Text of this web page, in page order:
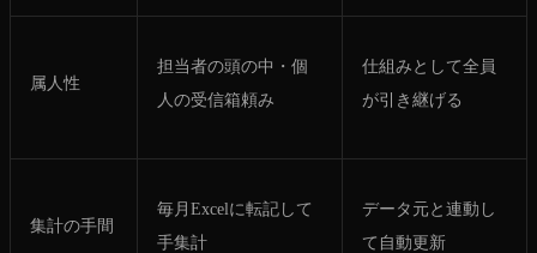
属人性
担当者の頭の中・個
人の受信箱頼み
仕組みとして全員
が引き継げる
集計の手間
毎月Excelに転記して
手集計
データ元と連動し
て自動更新